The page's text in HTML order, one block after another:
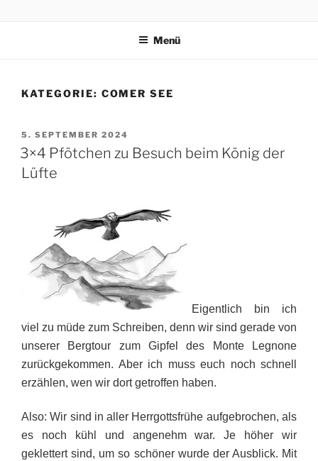
Menü
KATEGORIE: COMER SEE
VERÖFFENTLICHT
AM
5. SEPTEMBER 2024
3×4 Pfötchen zu Besuch beim König der
Lüfte
Eigentlich bin ich
viel zu müde zum Schreiben, denn wir sind gerade von
unserer Bergtour zum Gipfel des Monte Legnone
zurückgekommen. Aber ich muss euch noch schnell
erzählen, wen wir dort getroffen haben.
Also: Wir sind in aller Herrgottsfrühe aufgebrochen, als
es noch kühl und angenehm war. Je höher wir
geklettert sind, um so schöner wurde der Ausblick. Mit